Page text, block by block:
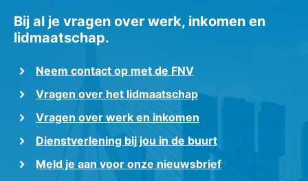
Bij al je vragen over werk, inkomen en
lidmaatschap.
Neem contact op met de FNV
Vragen over het lidmaatschap
Vragen over werk en inkomen
Dienstverlening bij jou in de buurt
Meld je aan voor onze nieuwsbrief